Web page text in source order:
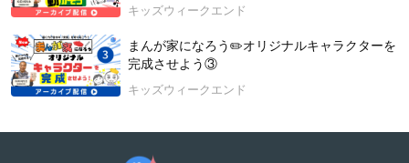
キッズウィークエンド
まんが家になろう✏️オリジナルキャラクターを
完成させよう③
キッズウィークエンド